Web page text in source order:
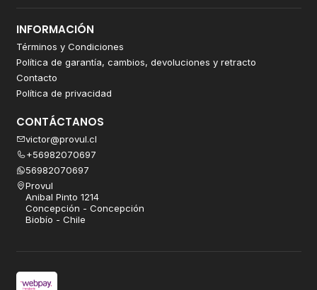
INFORMACIÓN
Términos y Condiciones
Política de garantía, cambios, devoluciones y retracto
Contacto
Política de privacidad
CONTÁCTANOS
victor@provul.cl
+56982070697
56982070697
Provul
Anibal Pinto 1214
Concepción - Concepción
Biobío - Chile